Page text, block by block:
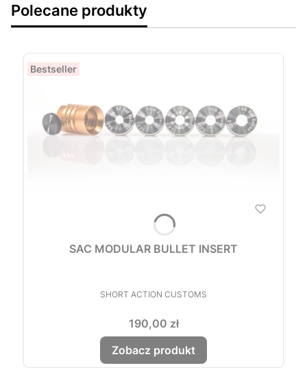
Polecane produkty
Bestseller
SAC MODULAR BULLET INSERT
PRODUCENT
SHORT ACTION CUSTOMS
Cena
190,00 zł
Zobacz produkt